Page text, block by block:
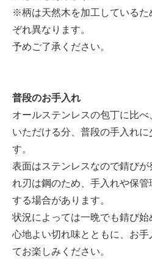
※柄は天然木を加工しているた
ぞれ異なります。
予めご了承ください。
普段のお手入れ
オールステンレスの包丁に比
いただける分、普段の手入れに
す。
表面はステンレスなので錆び
れ刃は鋼のため、手入れや保
する場合があります。
状況によっては一晩でも錆び始
心地よい切れ味とともに、お
てお楽しみください。